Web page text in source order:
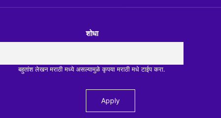
शोधा
बहुतांश लेखन मराठी मध्ये असल्यामुळे कृपया मराठी मधे टाईप करा.